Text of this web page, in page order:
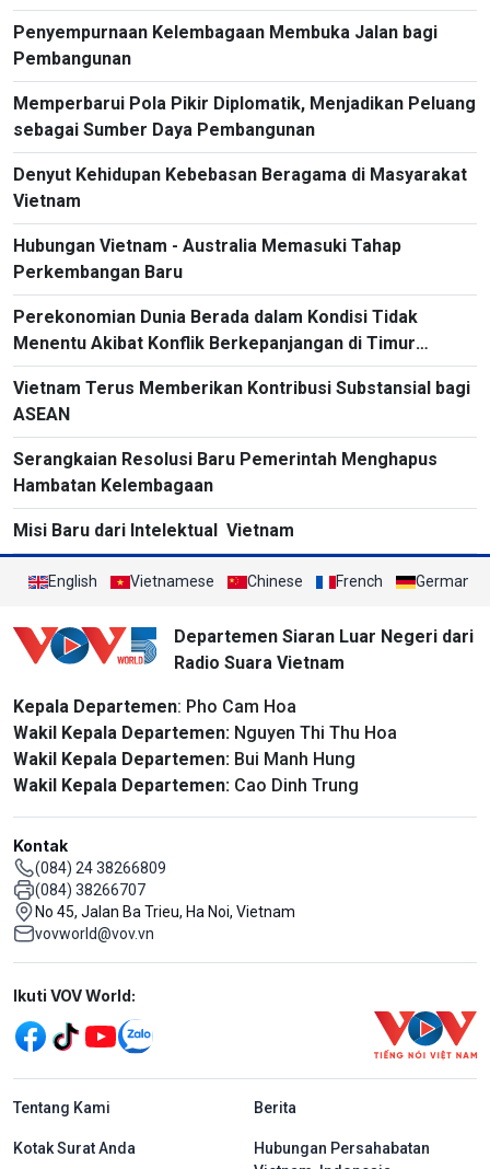
Penyempurnaan Kelembagaan Membuka Jalan bagi
Pembangunan
Memperbarui Pola Pikir Diplomatik, Menjadikan Peluang
sebagai Sumber Daya Pembangunan
Denyut Kehidupan Kebebasan Beragama di Masyarakat
Vietnam
Hubungan Vietnam - Australia Memasuki Tahap
Perkembangan Baru
Perekonomian Dunia Berada dalam Kondisi Tidak
Menentu Akibat Konflik Berkepanjangan di Timur
Tengah
Vietnam Terus Memberikan Kontribusi Substansial bagi
ASEAN
Serangkaian Resolusi Baru Pemerintah Menghapus
Hambatan Kelembagaan
Misi Baru dari Intelektual Vietnam
English Vietnamese Chinese French German
Departemen Siaran Luar Negeri dari
Radio Suara Vietnam
Kepala Departemen: Pho Cam Hoa
Wakil Kepala Departemen: Nguyen Thi Thu Hoa
Wakil Kepala Departemen: Bui Manh Hung
Wakil Kepala Departemen: Cao Dinh Trung
Kontak
(084) 24 38266809
(084) 38266707
No 45, Jalan Ba Trieu, Ha Noi, Vietnam
vovworld@vov.vn
Mạng xã hội
Ikuti VOV World:
menu footer tiếng Indo
Tentang Kami Berita
Kotak Surat Anda
Hubungan Persahabatan